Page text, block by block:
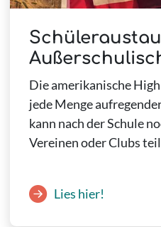
Die amerikanische
jede Menge
kann nach der Schule
Vereinen oder Clubs
Lies hier!